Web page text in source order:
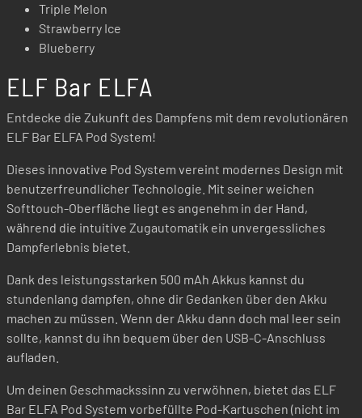
Triple Melon
Strawberry Ice
Blueberry
ELF Bar ELFA
Entdecke die Zukunft des Dampfens mit dem revolutionären
ELF Bar ELFA Pod System!
Dieses innovative Pod System vereint modernes Design mit
benutzerfreundlicher Technologie. Mit seiner weichen
Softtouch-Oberfläche liegt es angenehm in der Hand,
während die intuitive Zugautomatik ein unvergessliches
Dampferlebnis bietet.
Dank des leistungsstarken 500 mAh Akkus kannst du
stundenlang dampfen, ohne dir Gedanken über den Akku
machen zu müssen. Wenn der Akku dann doch mal leer sein
sollte, kannst du ihn bequem über den USB-C-Anschluss
aufladen.
Um deinen Geschmackssinn zu verwöhnen, bietet das ELF
Bar ELFA Pod System vorbefüllte Pod-Kartuschen (nicht im